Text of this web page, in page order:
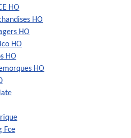
HO
HO
HO
HO
HO
HO
Fce